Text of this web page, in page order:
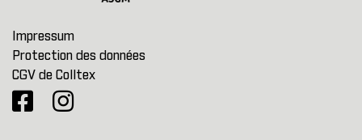
Impressum
Protection des données
CGV de Colltex